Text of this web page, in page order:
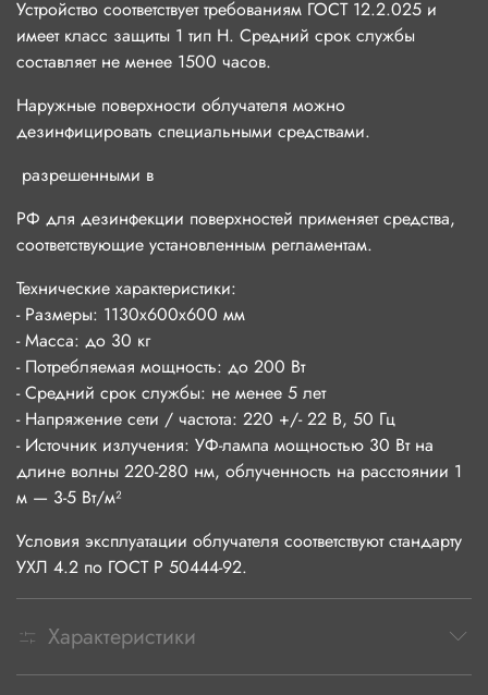
Устройство соответствует требованиям ГОСТ 12.2.025 и
имеет класс защиты 1 тип Н. Средний срок службы
составляет не менее 1500 часов.
Наружные поверхности облучателя можно
дезинфицировать специальными средствами.
разрешенными в
РФ для дезинфекции поверхностей применяет средства,
соответствующие установленным регламентам.
Технические характеристики:
- Размеры: 1130х600х600 мм
- Масса: до 30 кг
- Потребляемая мощность: до 200 Вт
- Средний срок службы: не менее 5 лет
- Напряжение сети / частота: 220 +/- 22 В, 50 Гц
- Источник излучения: УФ-лампа мощностью 30 Вт на
длине волны 220-280 нм, облученность на расстоянии 1
м — 3-5 Вт/м²
Условия эксплуатации облучателя соответствуют стандарту
УХЛ 4.2 по ГОСТ Р 50444-92.
Характеристики